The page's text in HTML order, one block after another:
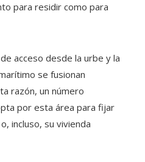
para residir como para
acceso desde la urbe y la
se fusionan
razón, un número
por esta área para fijar
incluso, su vivienda